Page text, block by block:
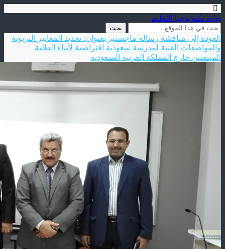
بوابة تكنولوجيا التعليم
العودة إلى مناقشة رسالة ماجستير بعنوان: تحديد المعايير التربوية
والمواصفات الفنية لمدرسة سعودية افتراضية لأبناء الطلبة
المبتعثين خارج المملكة العربية السعودية